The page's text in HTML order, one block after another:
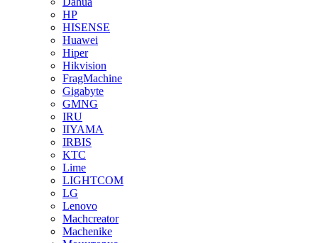
HP
HISENSE
Huawei
Hiper
Hikvision
FragMachine
Gigabyte
GMNG
IRU
IIYAMA
IRBIS
KTC
Lime
LIGHTCOM
LG
Lenovo
Machcreator
Machenike